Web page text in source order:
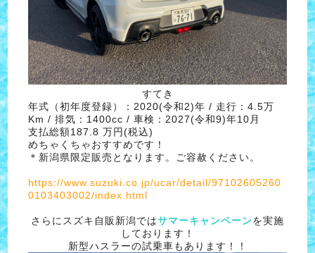
すてき
年式（初年度登録）：2020(令和2)年 / 走行：4.5万
Km / 排気：1400cc / 車検：2027(令和9)年10月
支払総額187.8 万円(税込)
めちゃくちゃおすすめです！
＊新潟県限定販売となります。ご容赦ください。
https://www.suzuki.co.jp/ucar/detail/97102605260
0103403002/index.html
さらにスズキ自販新潟ではサマーキャンペーンを実施
しております！
新型ハスラーの試乗車もあります！！